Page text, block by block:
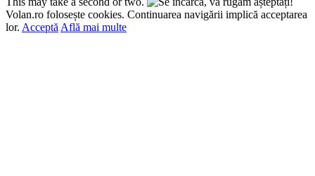
Volan.ro folosește cookies. Continuarea navigării implică acceptarea
lor. Acceptă Află mai multe